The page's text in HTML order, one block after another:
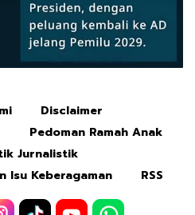
Disclaimer
Pedoman Ramah Anak
Jurnalistik
Isu Keberagaman
RSS